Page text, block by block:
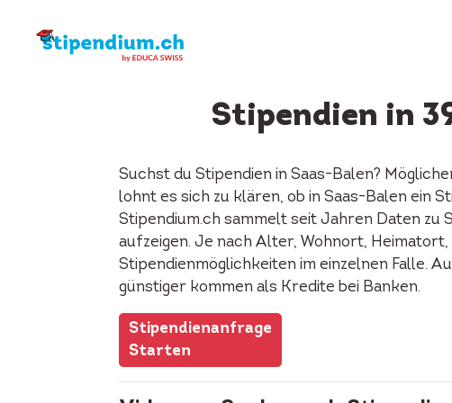
Stipendien in
Suchst du Stipendien in Saas-Balen?
lohnt es sich zu klären, ob in Saas-Balen ein
Stipendium.ch sammelt seit Jahren Daten zu
aufzeigen. Je nach Alter, Wohnort,
Stipendienmöglichkeiten im einzelnen Falle.
günstiger kommen als Kredite bei Banken.
Stipendienanfrage
Starten